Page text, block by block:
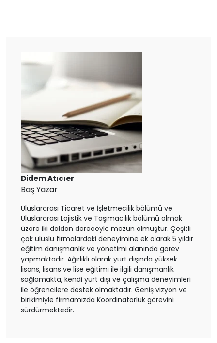
Macaristan
İspanya
Finlandiya
Çekya
İtalya
İrlanda
İsviçre
Polonya
Fransa
Litvanya
Didem Atıcıer
Baş Yazar
Uluslararası Ticaret ve İşletmecilik bölümü ve
Uluslararası Lojistik ve Taşımacılık bölümü olmak
üzere iki daldan dereceyle mezun olmuştur. Çeşitli
çok uluslu firmalardaki deneyimine ek olarak 5 yıldır
eğitim danışmanlık ve yönetimi alanında görev
yapmaktadır. Ağırlıklı olarak yurt dışında yüksek
lisans, lisans ve lise eğitimi ile ilgili danışmanlık
sağlamakta, kendi yurt dışı ve çalışma deneyimleri
ile öğrencilere destek olmaktadır. Geniş vizyon ve
birikimiyle firmamızda Koordinatörlük görevini
sürdürmektedir.